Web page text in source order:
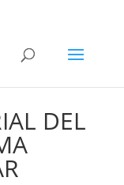
DEL